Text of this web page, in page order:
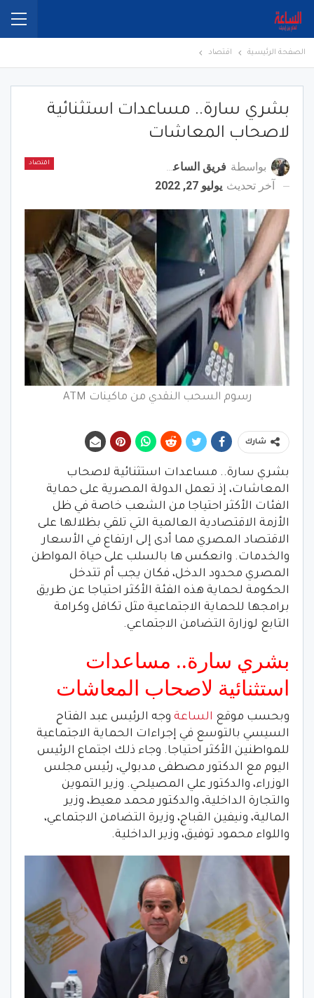
الصفحة الرئيسية اقتصاد
بشري سارة.. ‎مساعدات استثنائية
لاصحاب المعاشات
اقتصاد بواسطة فريق الساعة برس
آخر تحديث يوليو 27, 2022
رسوم السحب النقدي من ماكينات ATM
شارك
بشري سارة.. ‎مساعدات استثنائية لاصحاب
المعاشات، إذ تعمل الدولة المصرية على حماية
الفئات الأكثر احتياجا من الشعب خاصة في ظل
الأزمة الاقتصادية العالمية التي تلقي بظلالها على
الاقتصاد المصري مما أدى إلى ارتفاع في الأسعار
والخدمات. وانعكس ها بالسلب على حياة المواطن
المصري محدود الدخل، فكان يجب أم تتدخل
الحكومة لحماية هذه الفئة الأكثر احتياجا عن طريق
برامجها للحماية الاجتماعية مثل تكافل وكرامة
التابع لوزارة التضامن الاجتماعي.
بشري سارة.. ‎مساعدات
استثنائية لاصحاب المعاشات
وبحسب موقع الساعة وجه الرئيس عبد الفتاح
السيسي بالتوسع في إجراءات الحماية الاجتماعية
للمواطنين الأكثر احتياجا. وجاء ذلك اجتماع الرئيس
اليوم مع الدكتور مصطفى مدبولي، رئيس مجلس
الوزراء، والدكتور علي المصيلحي. وزير التموين
والتجارة الداخلية، والدكتور محمد معيط، وزير
المالية، ونيفين القباج، وزيرة التضامن الاجتماعي،
واللواء محمود توفيق، وزير الداخلية.